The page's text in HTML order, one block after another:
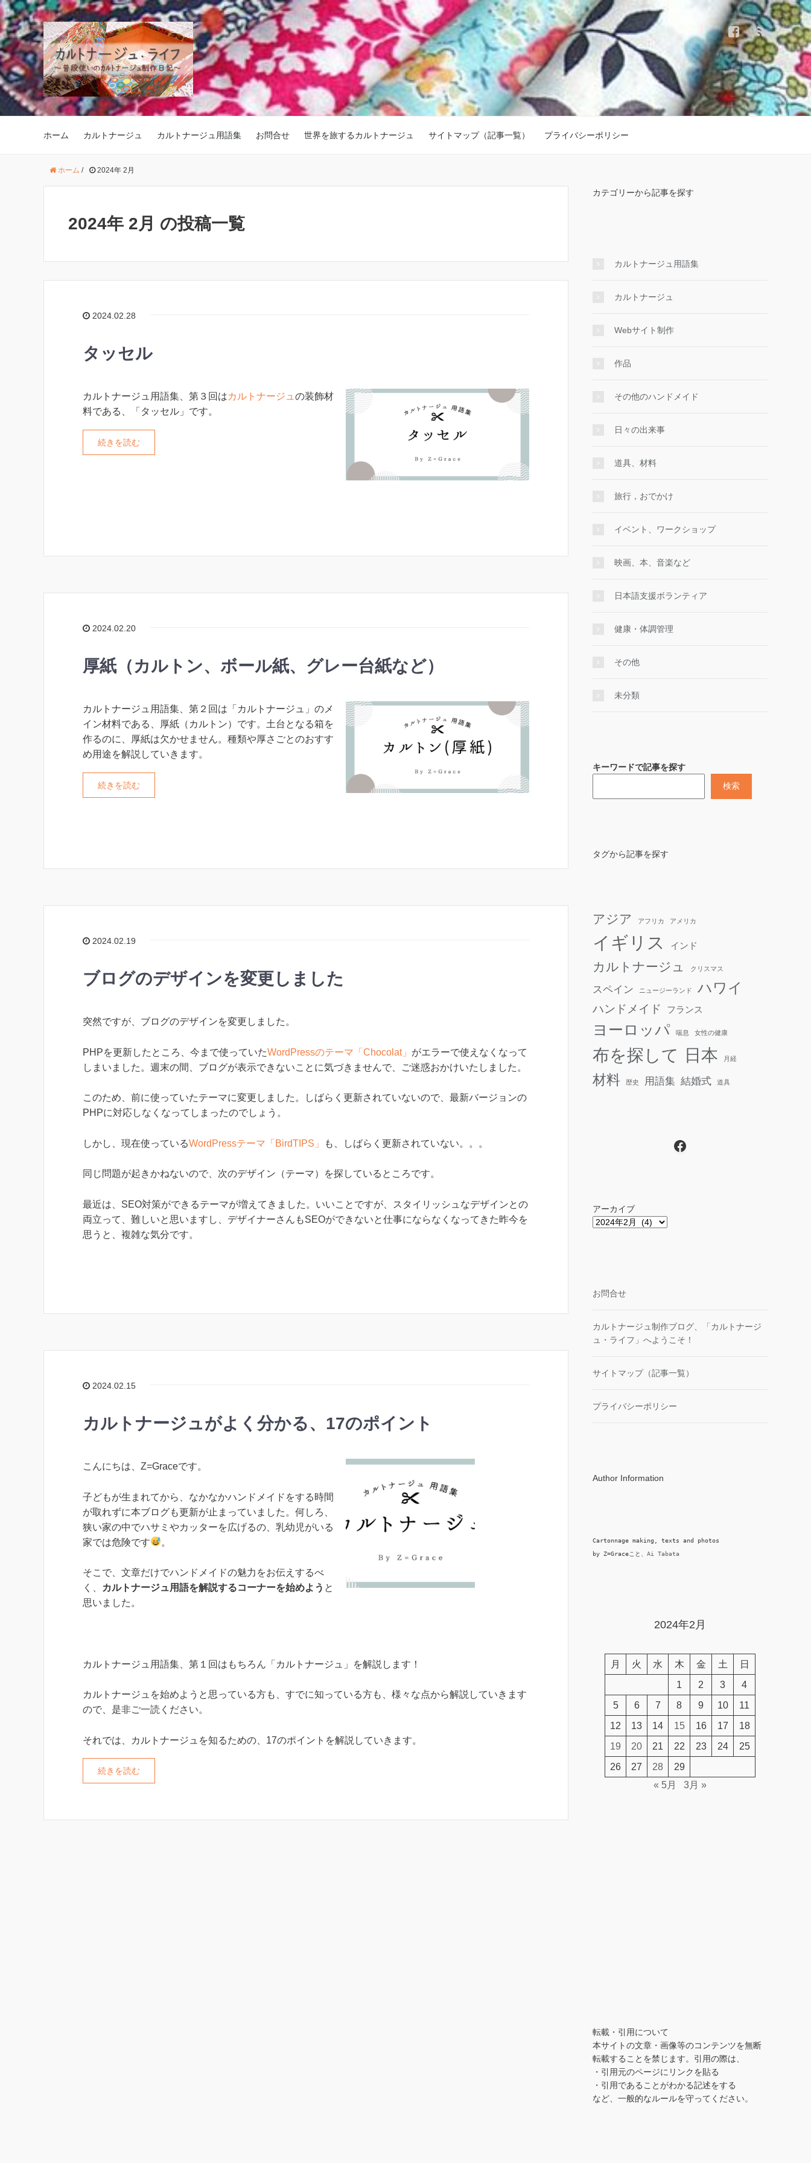
ホーム カルトナージュ カルトナージュ用語集 お問合せ 世界を旅するカルトナージュ サイトマップ（記事一覧） プライバシーポリシー
ホーム / 2024年 2月
2024年 2月 の投稿一覧
2024.02.28
タッセル
カルトナージュ用語集、第３回はカルトナージュ の装飾材
料である、「タッセル」です。
続きを読む
2024.02.20
厚紙（カルトン、ボール紙、グレー台紙など）
カルトナージュ用語集、第２回は「カルトナージュ」のメ
イン材料である、厚紙（カルトン）です。土台となる箱を
作るのに、厚紙は欠かせません。種類や厚さごとのおすす
め用途を解説していきます。
続きを読む
2024.02.19
ブログのデザインを変更しました
突然ですが、ブログのデザインを変更しました。
PHPを更新したところ、今まで使っていたWordPressのテーマ「Chocolat」 がエラーで使えなくなって
しまいました。週末の間、ブログが表示できないことに気づきませんで、ご迷惑おかけいたしました。
このため、前に使っていたテーマに変更しました。しばらく更新されていないので、最新バージョンの
PHPに対応しなくなってしまったのでしょう。
しかし、現在使っているWordPressテーマ「BirdTIPS」 も、しばらく更新されていない。。。
同じ問題が起きかねないので、次のデザイン（テーマ）を探しているところです。
最近は、SEO対策ができるテーマが増えてきました。いいことですが、スタイリッシュなデザインとの
両立って、難しいと思いますし、デザイナーさんもSEOができないと仕事にならなくなってきた昨今を
思うと、複雑な気分です。
2024.02.15
カルトナージュがよく分かる、17のポイント
こんにちは、Z=Graceです。
子どもが生まれてから、なかなかハンドメイドをする時間
が取れずに本ブログも更新が止まっていました。何しろ、
狭い家の中でハサミやカッターを広げるの、乳幼児がいる
家では危険です
。
そこで、文章だけでハンドメイドの魅力をお伝えするべ
く、
カルトナージュ用語を解説するコーナーを始めよう と
思いました。
カルトナージュ用語集、第１回はもちろん「カルトナージュ」を解説します！
カルトナージュを始めようと思っている方も、すでに知っている方も、様々な点から解説していきます
ので、是非ご一読ください。
それでは、カルトナージュを知るための、17のポイントを解説していきます。
続きを読む
カテゴリーから記事を探す
カルトナージュ用語集
カルトナージュ
Webサイト制作
作品
その他のハンドメイド
日々の出来事
道具、材料
旅行，おでかけ
イベント、ワークショップ
映画、本、音楽など
日本語支援ボランティア
健康・体調管理
その他
未分類
キーワードで記事を探す
検索
タグから記事を探す
アジア アフリカ アメリカ
イギリス インド
カルトナージュ クリスマス
スペイン ニュージーランド ハワイ
ハンドメイド フランス
ヨーロッパ 喘息 女性の健康
布を探して 日本 月経
材料 歴史 用語集 結婚式 道具
Facebook
アーカイブ
お問合せ
カルトナージュ制作ブログ、「カルトナージ
ュ・ライフ」へようこそ！
サイトマップ（記事一覧）
プライバシーポリシー
Author Information
Cartonnage making, texts and photos
by Z=Graceこと、 Ai Tabata
2024年2月
月 火 水 木 金 土
日
1
2 3
4
5
6 7 8 9 10
11
12
13 14 15 16 17
18
19
20 21 22 23 24
25
26
27 28
29
« 5月
3月 »
転載・引用について
本サイトの文章・画像等のコンテンツを無断
転載することを禁じます。引用の際は、
・引用元のページにリンクを貼る
・引用であることがわかる記述をする
など、一般的なルールを守ってください。